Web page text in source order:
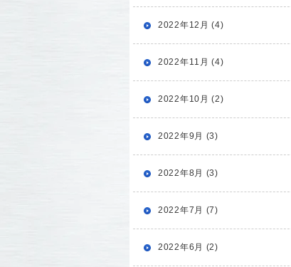
2022年12月 (4)
2022年11月 (4)
2022年10月 (2)
2022年9月 (3)
2022年8月 (3)
2022年7月 (7)
2022年6月 (2)